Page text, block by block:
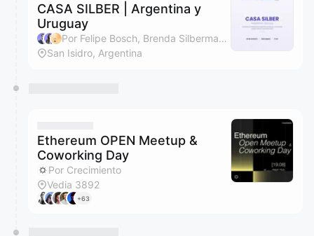
CASA SILBER | Argentina y
Uruguay
Por Felipe Bosch, Brenda Silberman, Santiago Beltrán, Agustina y 3 más
San Isidro, Argentina
Ethereum OPEN Meetup &
Coworking Day
Por Crecimiento
Vedia 3892
+63